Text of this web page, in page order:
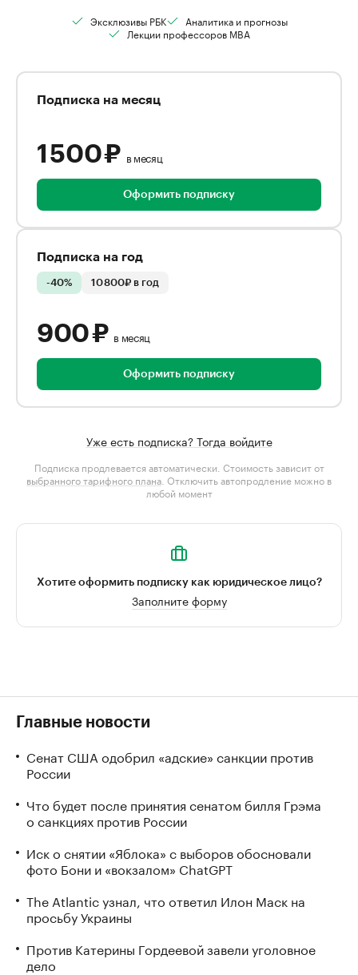
Эксклюзивы РБК
Аналитика и прогнозы
Лекции профессоров MBA
Подписка на месяц
1 500 ₽ в месяц
Оформить подписку
Подписка на год
-40% 10 800₽ в год
900 ₽ в месяц
Оформить подписку
Уже есть подписка? Тогда войдите
Подписка продлевается автоматически. Стоимость зависит от
выбранного тарифного плана . Отключить автопродление можно в
любой момент
Хотите оформить подписку как юридическое лицо?
Заполните форму
Главные новости
Сенат США одобрил «адские» санкции против
России
Что будет после принятия сенатом билля Грэма
о санкциях против России
Иск о снятии «Яблока» с выборов обосновали
фото Бони и «вокзалом» ChatGPT
The Atlantic узнал, что ответил Илон Маск на
просьбу Украины
Против Катерины Гордеевой завели уголовное
дело